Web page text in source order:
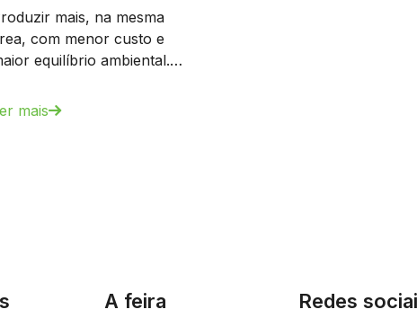
mais, na mesma
com menor custo e
equilíbrio ambiental.…
mais
A feira Redes